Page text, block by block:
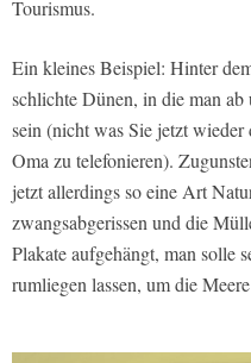
Tourismus.
Ein kleines Beispiel: Hinter
schlichte Dünen, in die man
sein (nicht was Sie jetzt
Oma zu telefonieren).
jetzt allerdings so eine Art
zwangsabgerissen und die
Plakate aufgehängt, man solle
rumliegen lassen, um die